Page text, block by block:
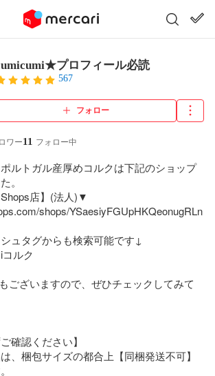
プロフィール必読
567
フォロー
ワー11 フォロー中
ポルトガル産厚めコルクは下記のショップ
。
店】(法人)▼
shops/YSaesiyFGUpHKQeonugRLn
ュタグからも検索可能です↓
ルク
ございますので、ぜひチェックしてみて
確認ください】
、梱包サイズの都合上【同梱発送不可】